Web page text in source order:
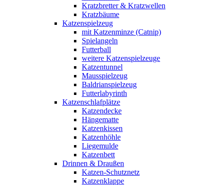
Kratzbretter & Kratzwellen
Kratzbäume
Katzenspielzeug
mit Katzenminze (Catnip)
Spielangeln
Futterball
weitere Katzenspielzeuge
Katzentunnel
Mausspielzeug
Baldrianspielzeug
Futterlabyrinth
Katzenschlafplätze
Katzendecke
Hängematte
Katzenkissen
Katzenhöhle
Liegemulde
Katzenbett
Drinnen & Draußen
Katzen-Schutznetz
Katzenklappe